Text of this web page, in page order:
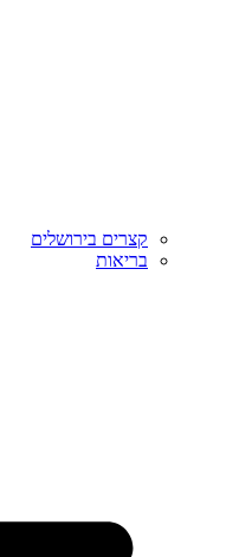
קצרים בירושלים
בריאות